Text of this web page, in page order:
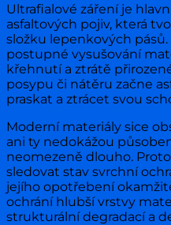
Ultrafialové záření je
asfaltových pojiv, která
složku lepenkových
postupné vysušování
křehnutí a ztrátě
posypu či nátěru začne
praskat a ztrácet svou
Moderní materiály sice
ani ty nedokážou
neomezeně dlouho.
sledovat stav svrchní
jejího opotřebení
ochrání hlubší vrstvy
strukturální degradací a